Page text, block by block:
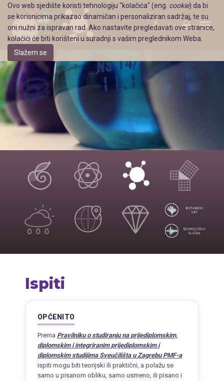
Ovo web sjedište koristi tehnologiju "kolačića" (eng. cookie) da bi
se korisnicima prikazao dinamičan i personaliziran sadržaj, te su
oni nužni za ispravan rad. Ako nastavite pregledavati ove stranice,
kolačići će biti korišteni u suradnji s vašim preglednikom Weba.
Slažem se
EN
Ispiti
OPĆENITO
Prema Pravilniku o studiranju na prijediplomskim,
diplomskim i integriranim prijediplomskim i
diplomskim studijima Sveučilišta u Zagrebu PMF-a
ispiti mogu biti teorijski ili praktični, a polažu se
samo u pisanom obliku, samo usmeno, ili pisano i